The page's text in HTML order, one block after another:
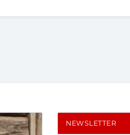
NEWSLETTER